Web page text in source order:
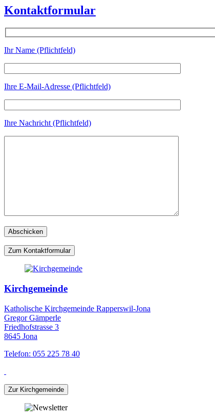
Kontaktformular
Ihr Name (Pflichtfeld)
Ihre E-Mail-Adresse (Pflichtfeld)
Ihre Nachricht (Pflichtfeld)
Zum Kontaktformular
Kirchgemeinde
Katholische Kirchgemeinde Rapperswil-Jona
Gregor Gämperle
Friedhofstrasse 3
8645 Jona
Telefon: 055 225 78 40
Zur Kirchgemeinde